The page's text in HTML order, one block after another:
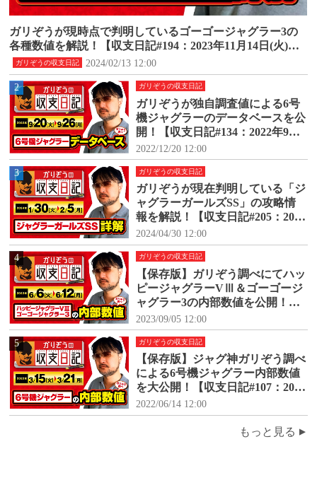
ガリぞうの収支日記
ガリぞうが現時点で判明しているゴーゴージャグラー3の
各種数値を解説！【収支日記#194：2023年11月14日(火)～1
1月20日(月)】
2024/02/13 12:00
2 ガリぞうの収支日記
ガリぞうが独自調査値による6号
機ジャグラーのデータベースを公
開！【収支日記#134：2022年9月2
0日(火)～9月26日(月)】
2022/12/20 12:00
3 ガリぞうの収支日記
ガリぞうが現在判明している「ジ
ャグラーガールズSS」の攻略情
報を解説！【収支日記#205：2024
年1月30日(火)～2024年2月5日
(月)】
2024/04/30 12:00
4 ガリぞうの収支日記
【保存版】ガリぞう調べにてハッ
ピージャグラーVⅢ＆ゴーゴージ
ャグラー3の内部数値を公開！
【収支日記#171：2023年6月6日
(火)～6月12日(月)】
2023/09/05 12:00
5 ガリぞうの収支日記
【保存版】ジャグ神ガリぞう調べ
による6号機ジャグラー内部数値
を大公開！【収支日記#107：2022
年3月15日(火)～3月21日(月)】
2022/06/14 12:00
もっと見る